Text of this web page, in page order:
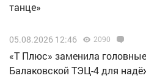
танце»
05.08.2026 12:46 2090
«Т Плюс» заменила
Балаковской ТЭЦ-4 для